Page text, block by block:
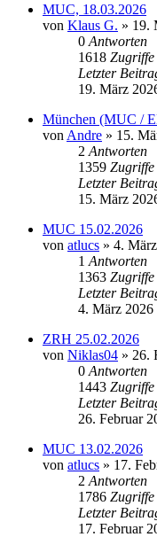
MUC, 18.03.2026
von Klaus G. » 19.
0 Antworten
1618 Zugriffe
Letzter
19. März
München (MUC /
von Andre » 15.
2 Antworten
1359 Zugriffe
Letzter
15. März
MUC 15.02.2026
von atlucs » 4.
1 Antworten
1363 Zugriffe
Letzter
4. März 2026
ZRH 25.02.2026
von Niklas04 » 26.
0 Antworten
1443 Zugriffe
Letzter
26. Februar
MUC 13.02.2026
von atlucs » 17.
2 Antworten
1786 Zugriffe
Letzter
17. Februar